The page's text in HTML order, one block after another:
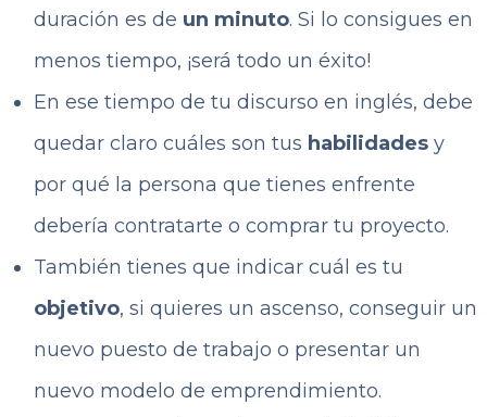
duración es de un minuto. Si lo consigues en
menos tiempo, ¡será todo un éxito!
En ese tiempo de tu discurso en inglés, debe
quedar claro cuáles son tus habilidades y
por qué la persona que tienes enfrente
debería contratarte o comprar tu proyecto.
También tienes que indicar cuál es tu
objetivo, si quieres un ascenso, conseguir un
nuevo puesto de trabajo o presentar un
nuevo modelo de emprendimiento.